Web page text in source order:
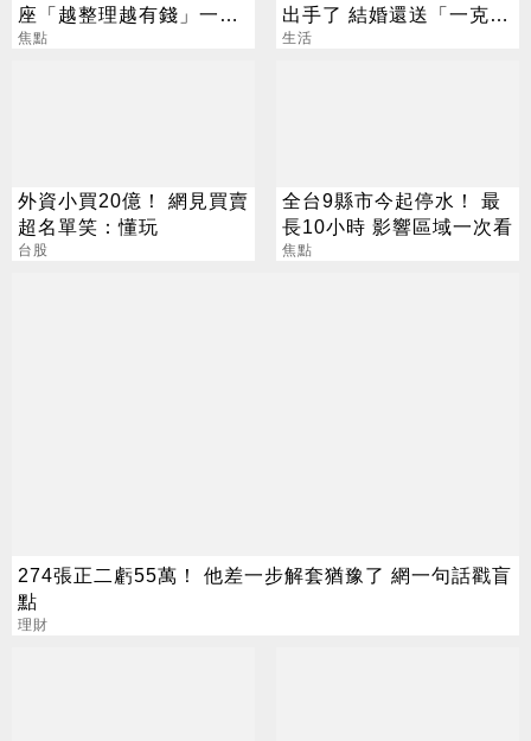
座「越整理越有錢」一路
旺運到10月
焦點
出手了 結婚還送「一克拉
鑽戒」
生活
外資小買20億！ 網見買賣
超名單笑：懂玩
台股
全台9縣市今起停水！ 最
長10小時 影響區域一次看
焦點
274張正二虧55萬！ 他差一步解套猶豫了 網一句話戳盲
點
理財